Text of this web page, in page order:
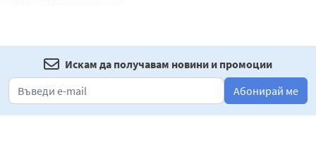
Искам да получавам новини и промоции
Абонирай ме